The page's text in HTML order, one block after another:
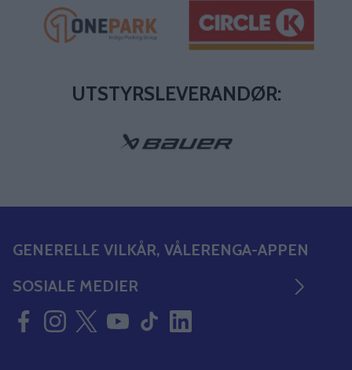
UTSTYRSLEVERANDØR:
GENERELLE VILKÅR, VÅLERENGA-APPEN
SOSIALE MEDIER